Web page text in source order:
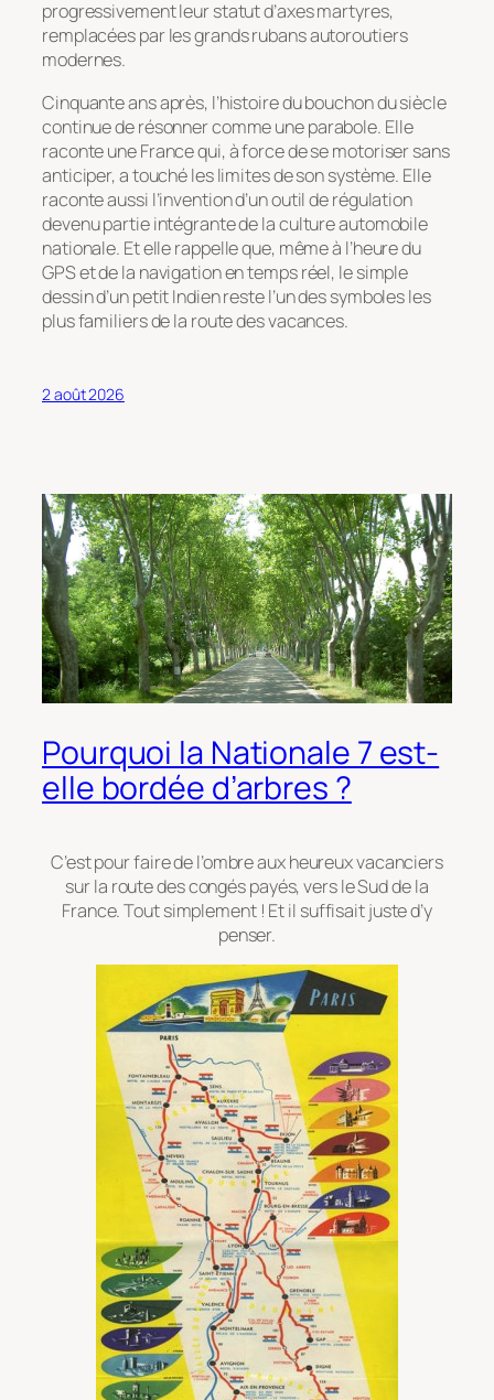
progressivement leur statut d’axes martyres,
remplacées par les grands rubans autoroutiers
modernes.
Cinquante ans après, l’histoire du bouchon du siècle
continue de résonner comme une parabole. Elle
raconte une France qui, à force de se motoriser sans
anticiper, a touché les limites de son système. Elle
raconte aussi l’invention d’un outil de régulation
devenu partie intégrante de la culture automobile
nationale. Et elle rappelle que, même à l’heure du
GPS et de la navigation en temps réel, le simple
dessin d’un petit Indien reste l’un des symboles les
plus familiers de la route des vacances.
2 août 2026
Pourquoi la Nationale 7 est-
elle bordée d’arbres ?
C’est pour faire de l’ombre aux heureux vacanciers
sur la route des congés payés, vers le Sud de la
France. Tout simplement ! Et il suffisait juste d’y
penser.